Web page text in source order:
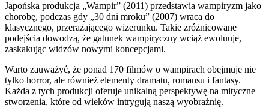
Japońska produkcja „Wampir” (2011) przedstawia wampiryzm jako
chorobę, podczas gdy „30 dni mroku” (2007) wraca do
klasycznego, przerażającego wizerunku. Takie zróżnicowane
podejścia dowodzą, że gatunek wampiryczny wciąż ewoluuje,
zaskakując widzów nowymi koncepcjami.
Warto zauważyć, że ponad 170 filmów o wampirach obejmuje nie
tylko horror, ale również elementy dramatu, romansu i fantasy.
Każda z tych produkcji oferuje unikalną perspektywę na mityczne
stworzenia, które od wieków intrygują naszą wyobraźnię.